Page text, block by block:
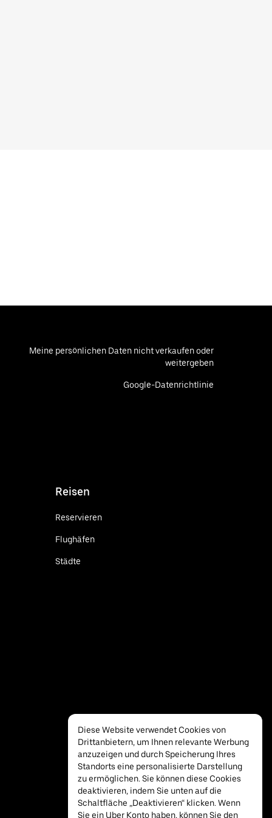
Meine persönlichen Daten nicht verkaufen oder
weitergeben
Google-Datenrichtlinie
Reisen
Reservieren
Flughäfen
Städte
Diese Website verwendet Cookies von
Drittanbietern, um Ihnen relevante Werbung
anzuzeigen und durch Speicherung Ihres
Standorts eine personalisierte Darstellung
zu ermöglichen. Sie können diese Cookies
deaktivieren, indem Sie unten auf die
Schaltfläche „Deaktivieren“ klicken. Wenn
Sie ein Uber Konto haben, können Sie den